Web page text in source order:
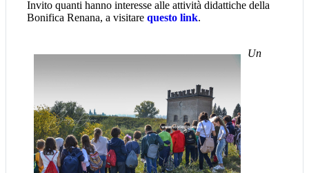
Invito quanti hanno interesse alle attività didattiche della
Bonifica Renana, a visitare questo link.
Un